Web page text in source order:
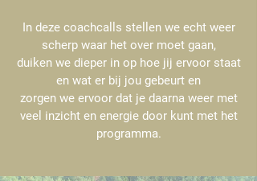
In deze coachcalls stellen we echt weer
scherp waar het over moet gaan,
duiken we dieper in op hoe jij ervoor staat
en wat er bij jou gebeurt en
zorgen we ervoor dat je daarna weer met
veel inzicht en energie door kunt met het
programma.